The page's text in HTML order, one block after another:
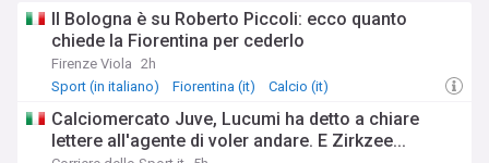
Il Bologna è su Roberto Piccoli: ecco quanto
chiede la Fiorentina per cederlo
Firenze Viola 2h
Sport (in italiano)
Fiorentina (it) Calcio (it)
Calciomercato Juve, Lucumi ha detto a chiare
lettere all'agente di voler andare. E Zirkzee...